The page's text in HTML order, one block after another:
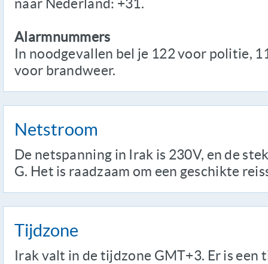
naar Nederland: +31.
Alarmnummers
In noodgevallen bel je 122 voor politie,
voor brandweer.
Netstroom
De netspanning in Irak is 230V, en de
G. Het is raadzaam om een geschikte
Tijdzone
Irak valt in de tijdzone GMT+3. Er is een